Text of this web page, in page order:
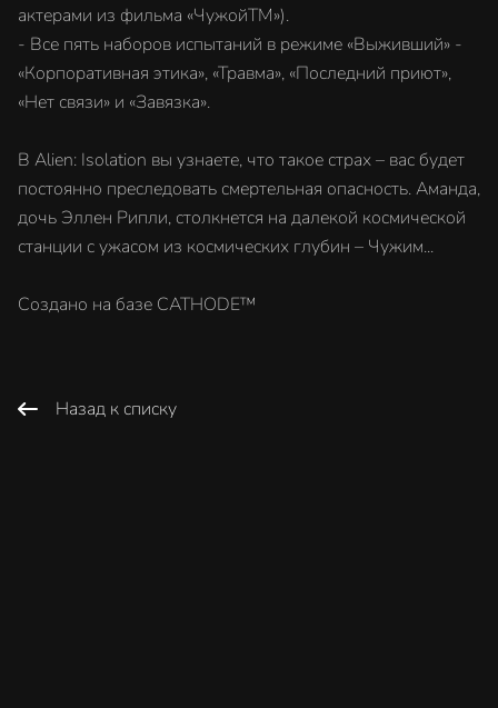
актерами из фильма «ЧужойTM»).
- Все пять наборов испытаний в режиме «Выживший» -
«Корпоративная этика», «Травма», «Последний приют»,
«Нет связи» и «Завязка».
В Alien: Isolation вы узнаете, что такое страх – вас будет
постоянно преследовать смертельная опасность. Аманда,
дочь Эллен Рипли, столкнется на далекой космической
станции с ужасом из космических глубин – Чужим...
Создано на базе CATHODE™
Назад к списку